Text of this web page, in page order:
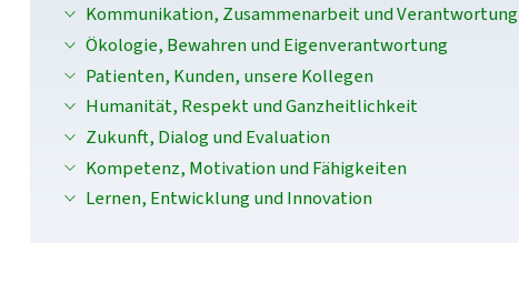
Kommunikation, Zusammenarbeit und Verantwortung
Ökologie, Bewahren und Eigenverantwortung
Patienten, Kunden, unsere Kollegen
Humanität, Respekt und Ganzheitlichkeit
Zukunft, Dialog und Evaluation
Kompetenz, Motivation und Fähigkeiten
Lernen, Entwicklung und Innovation